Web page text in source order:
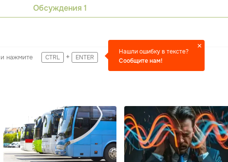
Обсуждения 1
нажмите CTRL + ENTER
Нашли ошибку в тексте?
Сообщите нам!